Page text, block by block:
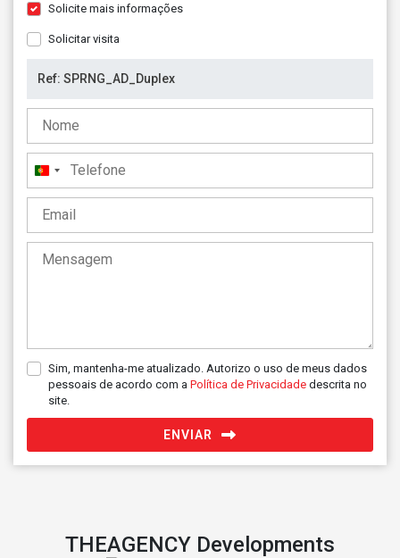
Solicite mais informações
Solicitar visita
Portugal
+351
Sim, mantenha-me atualizado. Autorizo o uso de meus dados
pessoais de acordo com a Política de Privacidade descrita no
site.
ENVIAR
THEAGENCY Developments